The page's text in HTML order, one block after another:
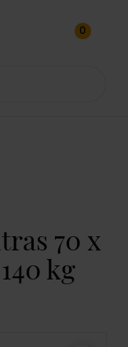
0
70 x
kg